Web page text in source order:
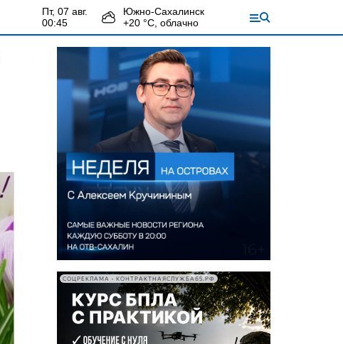
пт, 07 авг.
00:45
Южно-Сахалинск
+20 °С, облачно
СОЦРЕКЛАМА • КОНТРАКТНАЯСЛУЖБА65.РФ